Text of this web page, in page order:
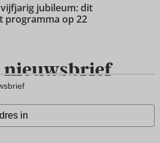
jubileum: dit
programma op 22